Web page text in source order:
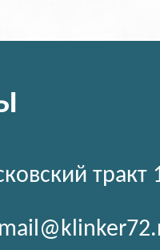
тракт